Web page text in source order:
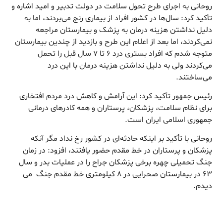
روحانی به اجرای طرح تحول سلامت در دولت تدبیر و امید اشاره و
تأکید کرد: سال‌ها در کشور افراد از بیماری رنج می‌بردند، اما به
دلیل نداشتن هزینه درمان به پزشک و بیمارستان مراجعه
نمی‌کردند، اما بعد از اعلام این طرح و بازدید از چندین بیمارستان
متوجه شدم که افراد بستری درد ۶ تا ۷ سال قبل را تحمل
می‌کردند ولی به دلیل نداشتن هزینه درمان با این درد
می‌ساختند.
رئیس جمهور تأکید کرد: این آرامش و کاهش درد مردم افتخاری
برای نظام سلامت، پزشکان، پرستاران و همه کادرهای درمانی
جمهوری اسلامی ایران است.
روحانی با تأکید بر اینکه حادثه‌ای در کشور رخ نداد مگر آنکه
پزشکان و پرستاران در خط مقدم حضور یافتند، افزود: در زمان
جنگ تحمیلی چهره برخی پزشکان جراح را در عملیات بدر و سال
۶۳ در بیمارستان صحرایی در ۸ کیلومتری خط مقدم جنگ می
دیدم.